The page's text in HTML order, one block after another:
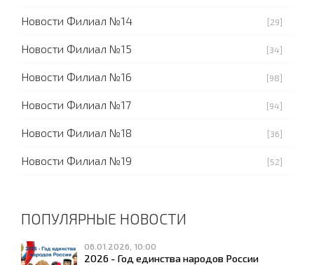
Новости Филиал №14 [29]
Новости Филиал №15 [34]
Новости Филиал №16 [98]
Новости Филиал №17 [94]
Новости Филиал №18 [36]
Новости Филиал №19 [52]
ПОПУЛЯРНЫЕ НОВОСТИ
06.01.2026, 10:00
2026 - Год единства народов России